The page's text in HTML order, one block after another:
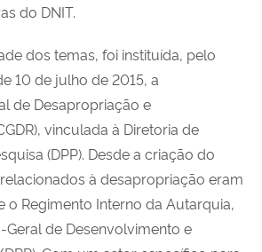
do DNIT.
dos temas, foi instituída, pelo
10 de julho de 2015, a
de Desapropriação e
vinculada à Diretoria de
(DPP). Desde a criação do
à desapropriação eram
o Regimento Interno da Autarquia,
de Desenvolvimento e